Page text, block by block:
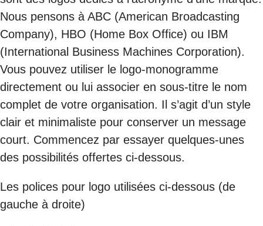
Nous pensons à ABC (American Broadcasting
Company), HBO (Home Box Office) ou IBM
(International Business Machines Corporation).
Vous pouvez utiliser le logo-monogramme
directement ou lui associer en sous-titre le nom
complet de votre organisation. Il s’agit d’un style
clair et minimaliste pour conserver un message
court. Commencez par essayer quelques-unes
des possibilités offertes ci-dessous.
Les polices pour logo utilisées ci-dessous (de
gauche à droite)